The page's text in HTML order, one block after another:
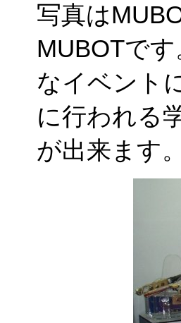
写真は
MUBOTで
なイベント
に行われる
が出来ます